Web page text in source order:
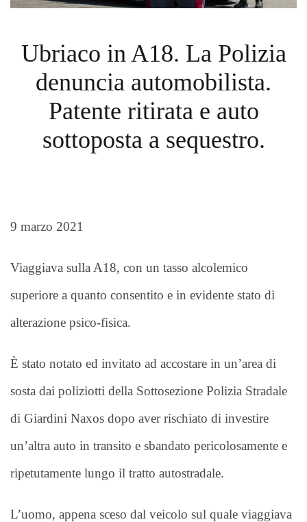
Ubriaco in A18. La Polizia
denuncia automobilista.
Patente ritirata e auto
sottoposta a sequestro.
9 marzo 2021
Viaggiava sulla A18, con un tasso alcolemico
superiore a quanto consentito e in evidente stato di
alterazione psico-fisica.
È stato notato ed invitato ad accostare in un’area di
sosta dai poliziotti della Sottosezione Polizia Stradale
di Giardini Naxos dopo aver rischiato di investire
un’altra auto in transito e sbandato pericolosamente e
ripetutamente lungo il tratto autostradale.
L’uomo, appena sceso dal veicolo sul quale viaggiava